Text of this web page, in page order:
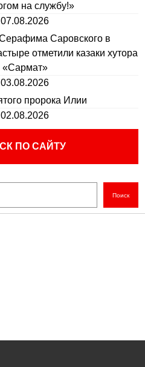
на службу!»
07.08.2026
Саровского в
отметили казаки хутора
«Сармат»
03.08.2026
пророка Илии
02.08.2026
ПО САЙТУ
Поиск